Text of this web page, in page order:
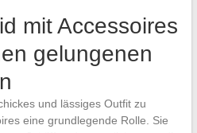
mit Accessoires
gelungenen
und lässiges Outfit zu
eine grundlegende Rolle. Sie